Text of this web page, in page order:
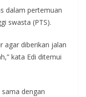
dalam pertemuan
swasta (PTS).
agar diberikan jalan
kata Edi ditemui
dengan